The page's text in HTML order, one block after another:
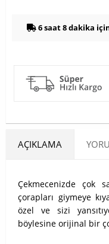
6 saat 8 dakika
AÇIKLAMA
Çekmecenizde çok
çorapları giymeye
özel ve sizi
böylesine orijinal bir